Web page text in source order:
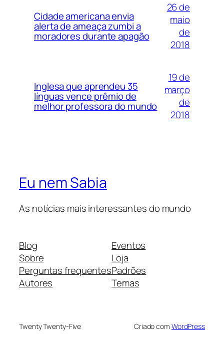
Cidade americana envia
alerta de ameaça zumbi a
moradores durante apagão
26 de
maio
de
2018
Inglesa que aprendeu 35
línguas vence prêmio de
melhor professora do mundo
19 de
março
de
2018
Eu nem Sabia
As notícias mais interessantes do mundo
Blog
Sobre
Perguntas frequentes
Autores
Eventos
Loja
Padrões
Temas
Twenty Twenty-Five Criado com WordPress